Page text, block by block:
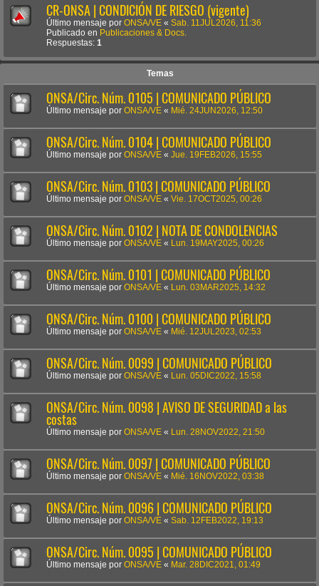
CR-ONSA | CONDICIÓN DE RIESGO (vigente)
Último mensaje por ONSA/VE « Sab. 11JUL2026, 11:36
Publicado en Publicaciones & Docs.
Respuestas: 1
Temas
ONSA/Circ. Núm. 0105 | COMUNICADO PÚBLICO
Último mensaje por ONSA/VE « Mié. 24JUN2026, 12:50
ONSA/Circ. Núm. 0104 | COMUNICADO PÚBLICO
Último mensaje por ONSA/VE « Jue. 19FEB2026, 15:55
ONSA/Circ. Núm. 0103 | COMUNICADO PÚBLICO
Último mensaje por ONSA/VE « Vie. 17OCT2025, 00:26
ONSA/Circ. Núm. 0102 | NOTA DE CONDOLENCIAS
Último mensaje por ONSA/VE « Lun. 19MAY2025, 00:26
ONSA/Circ. Núm. 0101 | COMUNICADO PÚBLICO
Último mensaje por ONSA/VE « Lun. 03MAR2025, 14:32
ONSA/Circ. Núm. 0100 | COMUNICADO PÚBLICO
Último mensaje por ONSA/VE « Mié. 12JUL2023, 02:53
ONSA/Circ. Núm. 0099 | COMUNICADO PÚBLICO
Último mensaje por ONSA/VE « Lun. 05DIC2022, 15:58
ONSA/Circ. Núm. 0098 | AVISO DE SEGURIDAD a las
costas
Último mensaje por ONSA/VE « Lun. 28NOV2022, 21:50
ONSA/Circ. Núm. 0097 | COMUNICADO PÚBLICO
Último mensaje por ONSA/VE « Mié. 16NOV2022, 03:38
ONSA/Circ. Núm. 0096 | COMUNICADO PÚBLICO
Último mensaje por ONSA/VE « Sab. 12FEB2022, 19:13
ONSA/Circ. Núm. 0095 | COMUNICADO PÚBLICO
Último mensaje por ONSA/VE « Mar. 28DIC2021, 01:49